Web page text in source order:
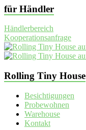
für Händler
Händlerbereich
Kooperationsanfrage
Rolling Tiny House
Besichtigungen
Probewohnen
Warehouse
Kontakt